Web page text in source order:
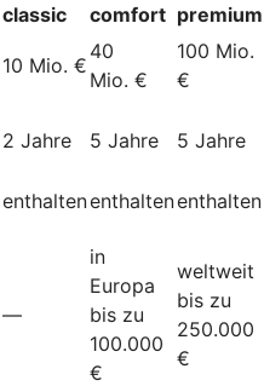
classic comfort premium
10 Mio. €
40
Mio. €
100 Mio.
€
2 Jahre 5 Jahre 5 Jahre
enthaltenenthaltenenthalten
—
in
Europa
bis zu
100.000
€
weltweit
bis zu
250.000
€